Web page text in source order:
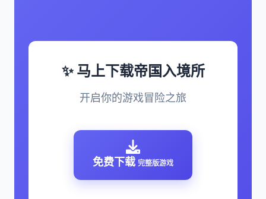
✨ 马上下载帝国入境所
开启你的游戏冒险之旅
免费下载 完整版游戏